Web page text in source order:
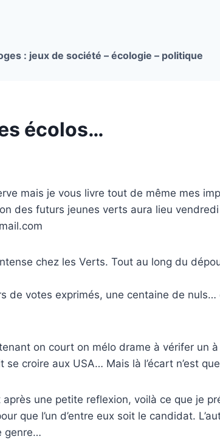
: jeux de société – écologie – politique
écolos…
mais je vous livre tout de même mes
des futurs jeunes verts aura lieu
chez les Verts. Tout au long du
de votes exprimés, une centaine de
on court on mélo drame à vérifer un
croire aux USA… Mais là l’écart n’est
une petite reflexion, voilà ce que je
que l’un d’entre eux soit le candidat.
genre…